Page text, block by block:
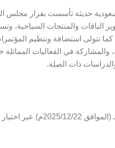
حديثة تأسست بقرار مجلس
الباقات والمنتجات السياحية،
كما تتولى استضافة وتنظيم
في الفعاليات المماثلة
ذات الصلة.
الخبر مضاف بتاريخ اليوم الأثنين 1447/7/2هـ